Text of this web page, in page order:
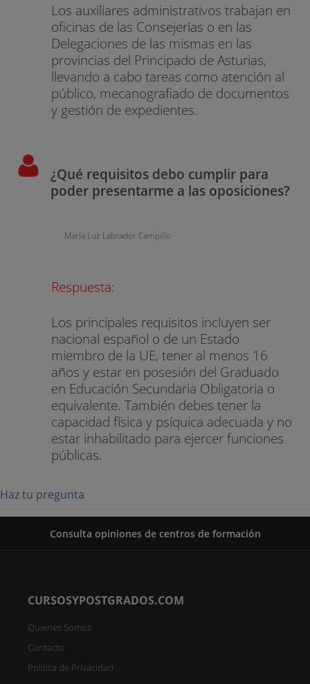
Los auxiliares administrativos trabajan en
oficinas de las Consejerías o en las
Delegaciones de las mismas en las
provincias del Principado de Asturias,
llevando a cabo tareas como atención al
público, mecanografiado de documentos
y gestión de expedientes.
¿Qué requisitos debo cumplir para
poder presentarme a las oposiciones?
María Luz Labrador Campillo
Respuesta:
Los principales requisitos incluyen ser
nacional español o de un Estado
miembro de la UE, tener al menos 16
años y estar en posesión del Graduado
en Educación Secundaria Obligatoria o
equivalente. También debes tener la
capacidad física y psíquica adecuada y no
estar inhabilitado para ejercer funciones
públicas.
Haz tu pregunta
Consulta opiniones de centros de formación
CURSOSYPOSTGRADOS.COM
Quienes Somos
Contacto
Política de Privacidad